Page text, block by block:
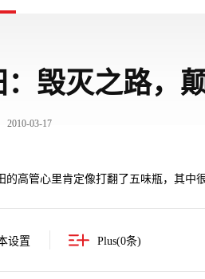
：毁灭之路，
2010-03-17
的高管心里肯定像打翻了五味瓶，其中
设置 Plus(0条)